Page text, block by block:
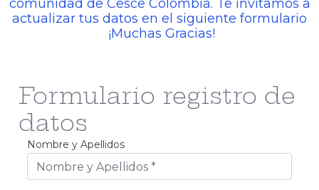
comunidad de Cesce Colombia. Te invitamos a
actualizar tus datos en el siguiente formulario
¡Muchas Gracias!
Formulario registro de
datos
Nombre y Apellidos